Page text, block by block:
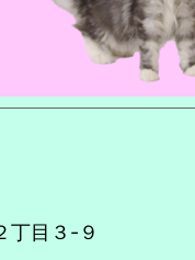
丁目３-９